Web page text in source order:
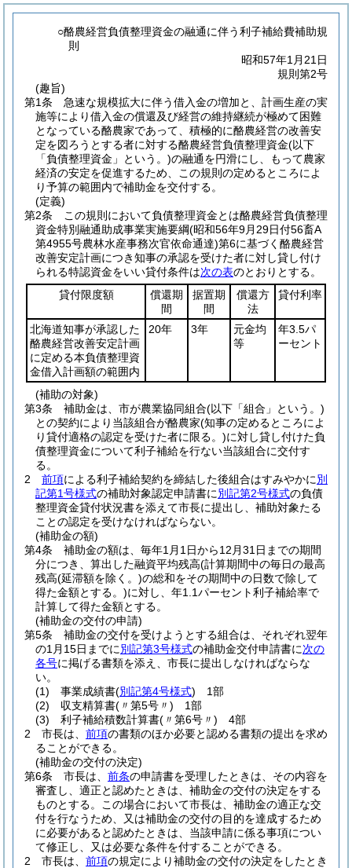
○酪農経営負債整理資金の融通に伴う利子補給費補助規
則
昭和57年1月21日
規則第2号
(趣旨)
第1条
急速な規模拡大に伴う借入金の増加と、計画生産の実
施等により借入金の償還及び経営の維持継続が極めて困難
となっている酪農家であって、積極的に酪農経営の改善安
定を図ろうとする者に対する酪農経営負債整理資金(以下
「負債整理資金」という。)の融通を円滑にし、もって農家
経済の安定を促進するため、この規則の定めるところによ
り予算の範囲内で補助金を交付する。
(定義)
第2条
この規則において負債整理資金とは酪農経営負債整理
資金特別融通助成事業実施要綱(昭和56年9月29日付56畜A
第4955号農林水産事務次官依命通達)第6に基づく酪農経営
改善安定計画につき知事の承認を受けた者に対し貸し付け
られる特認資金をいい貸付条件は次の表のとおりとする。
貸付限度額
償還期
間
据置期
間
償還方
法
貸付利率
北海道知事が承認した
酪農経営改善安定計画
に定める本負債整理資
金借入計画額の範囲内
20年 3年
元金均
等
年3.5パ
ーセント
(補助の対象)
第3条
補助金は、市が農業協同組合(以下「組合」という。)
との契約により当該組合が酪農家(知事の定めるところによ
り貸付適格の認定を受けた者に限る。)に対し貸し付けた負
債整理資金について利子補給を行ない当該組合に交付す
る。
2
前項による利子補給契約を締結した後組合はすみやかに別
記第1号様式の補助対象認定申請書に別記第2号様式の負債
整理資金貸付状況書を添えて市長に提出し、補助対象たる
ことの認定を受けなければならない。
(補助金の額)
第4条
補助金の額は、毎年1月1日から12月31日までの期間
分につき、算出した融資平均残高(計算期間中の毎日の最高
残高(延滞額を除く。)の総和をその期間中の日数で除して
得た金額とする。)に対し、年1.1パーセント利子補給率で
計算して得た金額とする。
(補助金の交付の申請)
第5条
補助金の交付を受けようとする組合は、それぞれ翌年
の1月15日までに別記第3号様式の補助金交付申請書に次の
各号に掲げる書類を添え、市長に提出しなければならな
い。
(1)
事業成績書(別記第4号様式) 1部
(2)
収支精算書(〃第5号〃) 1部
(3)
利子補給積数計算書(〃第6号〃) 4部
2
市長は、 前項の書類のほか必要と認める書類の提出を求め
ることができる。
(補助金の交付の決定)
第6条
市長は、 前条の申請書を受理したときは、その内容を
審査し、適正と認めたときは、補助金の交付の決定をする
ものとする。
この場合において市長は、補助金の適正な交
付を行なうため、又は補助金の交付の目的を達成するため
に必要があると認めたときは、当該申請に係る事項につい
て修正し、又は必要な条件を付することができる。
2
市長は、 前項の規定により補助金の交付の決定をしたとき